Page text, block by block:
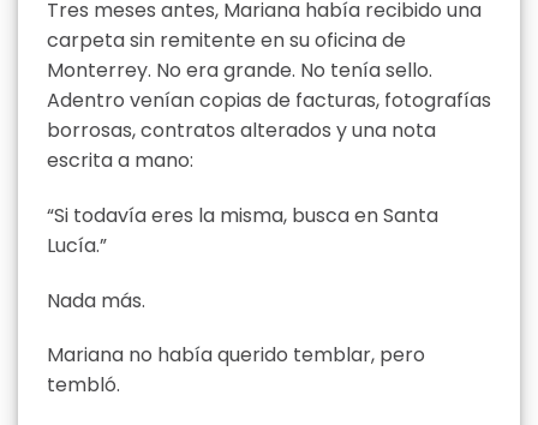
Tres meses antes, Mariana había recibido una
carpeta sin remitente en su oficina de
Monterrey. No era grande. No tenía sello.
Adentro venían copias de facturas, fotografías
borrosas, contratos alterados y una nota
escrita a mano:
“Si todavía eres la misma, busca en Santa
Lucía.”
Nada más.
Mariana no había querido temblar, pero
tembló.